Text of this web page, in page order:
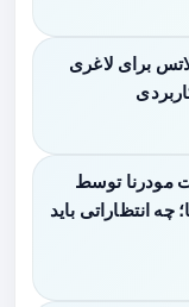
برای لاغری
مودرنا توسط
چه انتظاراتی باید